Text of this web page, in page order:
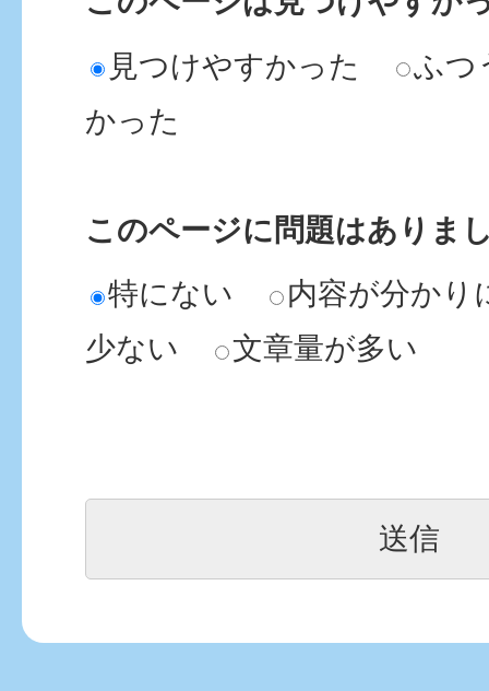
見つけやすかった
ふつ
かった
このページに問題はありま
特にない
内容が分かり
少ない
文章量が多い